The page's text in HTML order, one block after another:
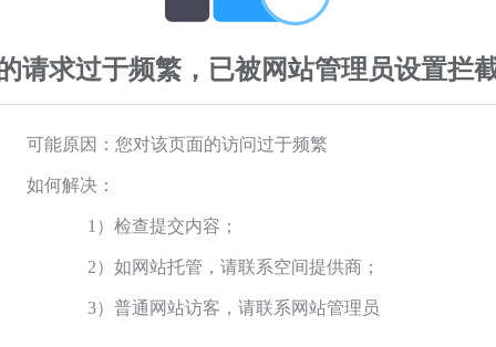
请求过于频繁，已被网站管理员设置拦
可能原因：您对该页面的访问过于频繁
如何解决：
1）检查提交内容；
2）如网站托管，请联系空间提供商；
3）普通网站访客，请联系网站管理员